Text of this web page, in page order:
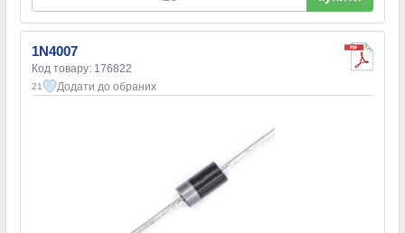
1N4007
Код товару: 176822
21 Додати до обраних